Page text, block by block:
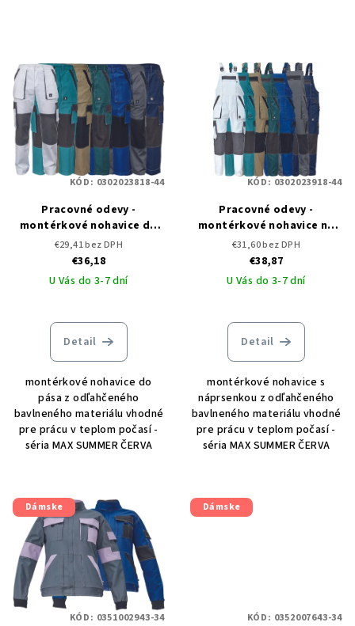
Pracovné odevy -
montérkové nohavice do
pása MAX SUMMER ČERVA
€29,41 bez DPH
€36,18
U Vás do 3-7 dní
Detail
montérkové nohavice do
pása z odľahčeného
bavlneného materiálu vhodné
pre prácu v teplom počasí -
séria MAX SUMMER ČERVA
KÓD: 0302023818-44
Pracovné odevy -
montérkové nohavice na
traky MAX SUMMER ČERVA
€31,60 bez DPH
€38,87
U Vás do 3-7 dní
Detail
montérkové nohavice s
náprsenkou z odľahčeného
bavlneného materiálu vhodné
pre prácu v teplom počasí -
séria MAX SUMMER ČERVA
KÓD: 0302023918-44
Dámske
KÓD: 0351002943-34
Dámske
KÓD: 0352007643-34